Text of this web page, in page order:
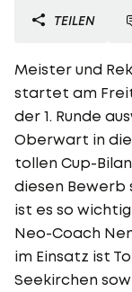
TEILEN
Meister und
startet am
der 1. Runde
Oberwart in die
tollen Cup-
diesen Bewerb
ist es so
Neo-Coach
im Einsatz ist
Seekirchen